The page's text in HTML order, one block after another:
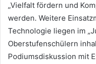
„Vielfalt fördern und
werden. Weitere
Technologie liegen im
Oberstufenschülern
Podiumsdiskussion mit